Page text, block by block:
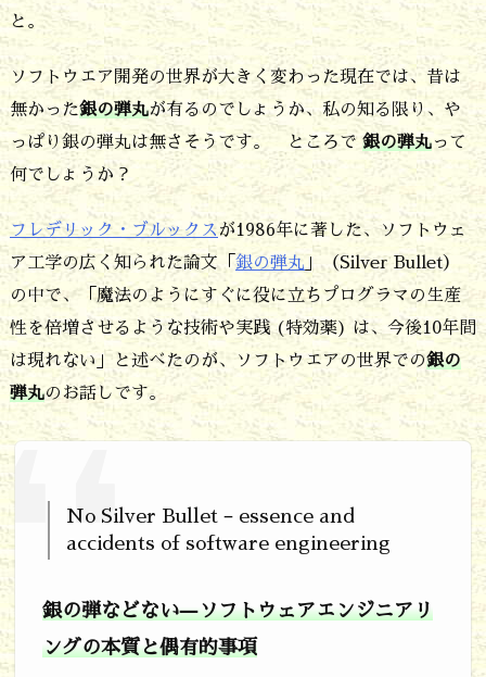
て
た
こ
と
り
ま
す
か？
2.
N
v
e
と。
ソフトウエア開発の世界が大きく変わった現在では、昔は
無かった銀の弾丸が有るのでしょうか、私の知る限り、や
っぱり銀の弾丸は無さそうです。 ところで 銀の弾丸って
何でしょうか？
フレデリック・ブルックス が1986年に著した、ソフトウェ
ア工学の広く知られた論文「 銀の弾丸 」（Silver Bullet）
の中で、「魔法のようにすぐに役に立ちプログラマの生産
性を倍増させるような技術や実践 (特効薬) は、今後10年間
は現れない」と述べたのが、ソフトウエアの世界での銀の
弾丸のお話しです。
No Silver Bullet – essence and
accidents of software engineering
銀の弾などない—ソフトウェアエンジニアリ
ングの本質と偶有的事項